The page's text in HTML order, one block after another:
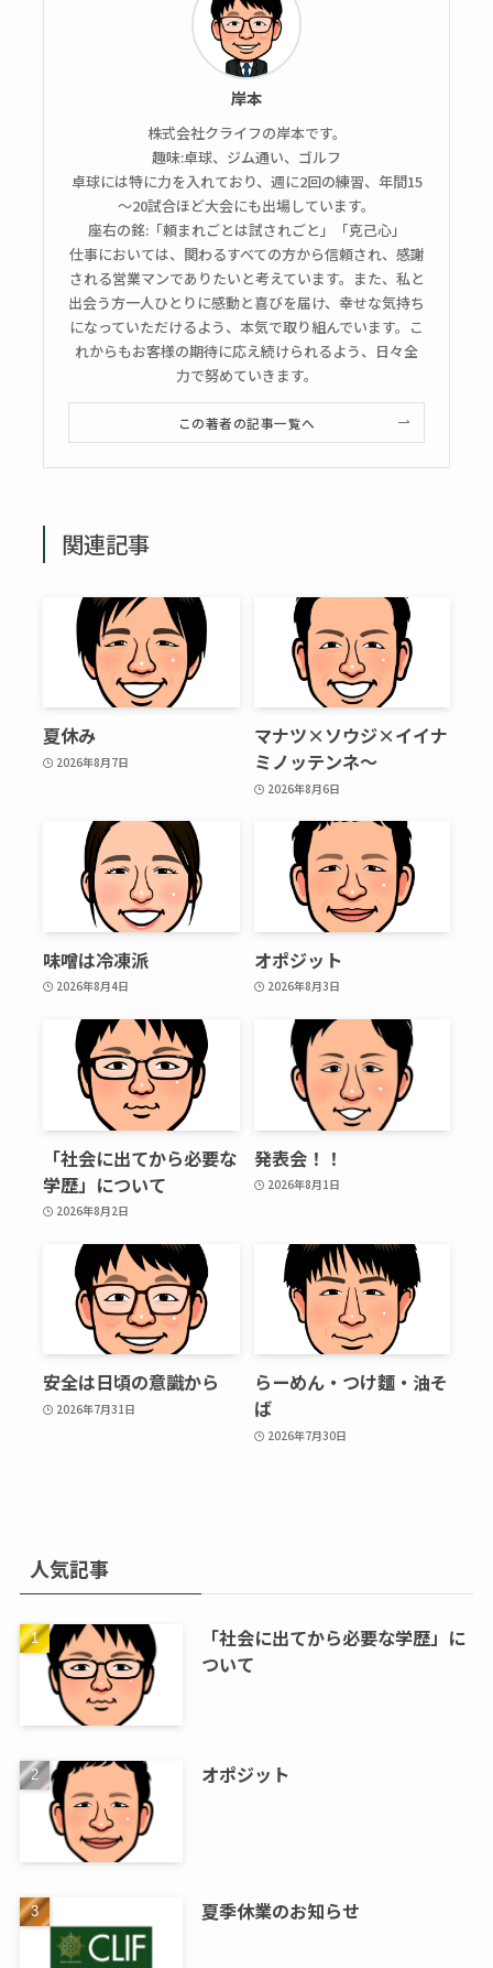
岸本
株式会社クライフの岸本です。
趣味:卓球、ジム通い、ゴルフ
卓球には特に力を入れており、週に2回の練習、年間15
～20試合ほど大会にも出場しています。
座右の銘:「頼まれごとは試されごと」「克己心」
仕事においては、関わるすべての方から信頼され、感謝
される営業マンでありたいと考えています。また、私と
出会う方一人ひとりに感動と喜びを届け、幸せな気持ち
になっていただけるよう、本気で取り組んでいます。こ
れからもお客様の期待に応え続けられるよう、日々全
力で努めていきます。
この著者の記事一覧へ
関連記事
夏休み
2026年8月7日
マナツ×ソウジ×イイナ
ミノッテンネ～
2026年8月6日
味噌は冷凍派
2026年8月4日
オポジット
2026年8月3日
「社会に出てから必要な
学歴」について
2026年8月2日
発表会！！
2026年8月1日
安全は日頃の意識から
2026年7月31日
らーめん・つけ麵・油そ
ば
2026年7月30日
人気記事
「社会に出てから必要な学歴」に
ついて
オポジット
夏季休業のお知らせ